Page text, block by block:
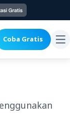
Coba Gratis